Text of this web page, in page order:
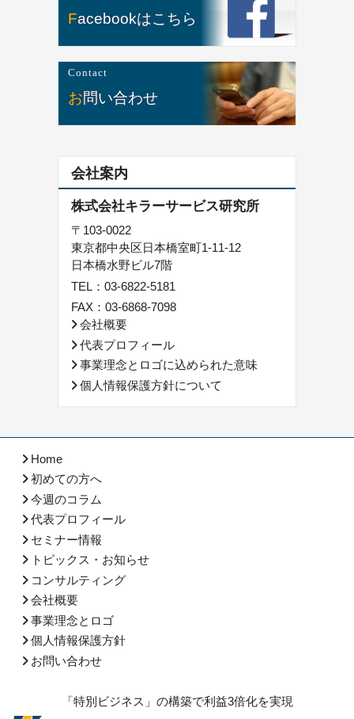
Facebookはこちら
Contact
お問い合わせ
会社案内
株式会社キラーサービス研究所
〒103-0022
東京都中央区日本橋室町1-11-12
日本橋水野ビル7階
TEL： 03-6822-5181
FAX：03-6868-7098
会社概要
代表プロフィール
事業理念とロゴに込められた意味
個人情報保護方針について
Home
初めての方へ
今週のコラム
代表プロフィール
セミナー情報
トピックス・お知らせ
コンサルティング
会社概要
事業理念とロゴ
個人情報保護方針
お問い合わせ
「特別ビジネス」の構築で利益3倍化を実現